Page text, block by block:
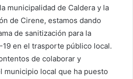
municipalidad de Caldera y la
de Cirene, estamos dando
de sanitización para la
19 en el trasporte público local.
de colaborar y
municipio local que ha puesto